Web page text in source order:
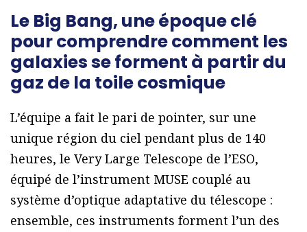
Le Big Bang, une époque clé
pour comprendre comment les
galaxies se forment à partir du
gaz de la toile cosmique
L’équipe a fait le pari de pointer, sur une
unique région du ciel pendant plus de 140
heures, le Very Large Telescope de l’ESO,
équipé de l’instrument MUSE couplé au
système d’optique adaptative du télescope :
ensemble, ces instruments forment l’un des